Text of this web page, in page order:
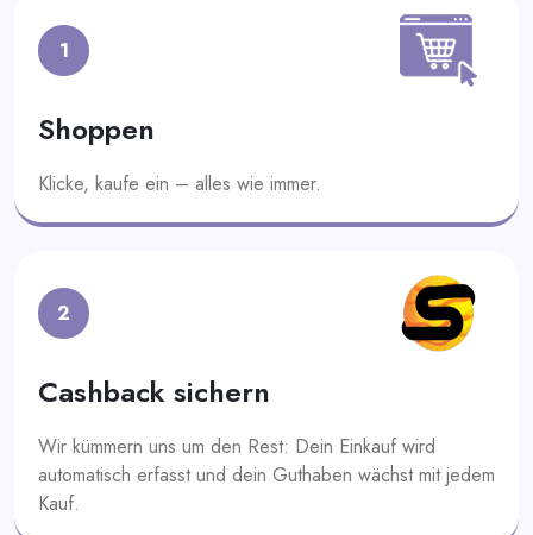
1
Shoppen
Klicke, kaufe ein – alles wie immer.
2
Cashback sichern
Wir kümmern uns um den Rest: Dein Einkauf wird
automatisch erfasst und dein Guthaben wächst mit jedem
Kauf.